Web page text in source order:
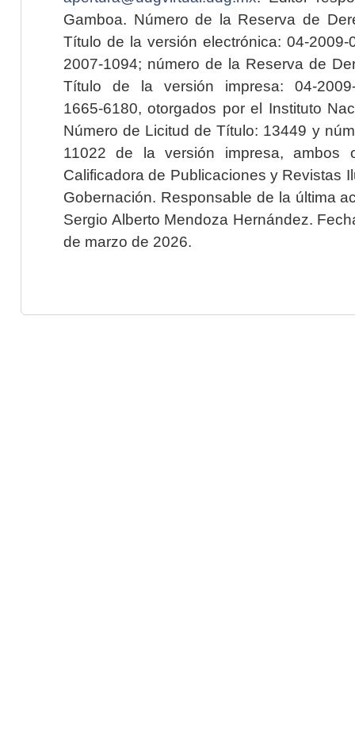
Gamboa. Número de la Reserva de
Título de la versión electrónica: 04-2009-
2007-1094; número de la Reserva de
Título de la versión impresa: 04-2009-
1665-6180, otorgados por el Instituto
Número de Licitud de Título: 13449 y
11022 de la versión impresa, ambos
Calificadora de Publicaciones y Revistas
Gobernación. Responsable de la última
Sergio Alberto Mendoza Hernández.
de marzo de 2026.